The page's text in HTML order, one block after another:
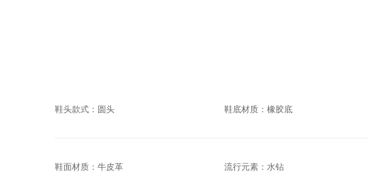
鞋头款式：圆头 鞋底材质：橡胶底
鞋面材质：牛皮革 流行元素：水钻